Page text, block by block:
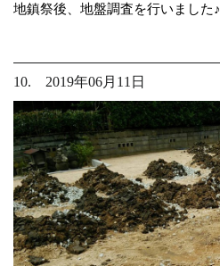
地鎮祭後、地盤調査を行いました♪
10. 2019年06月11日